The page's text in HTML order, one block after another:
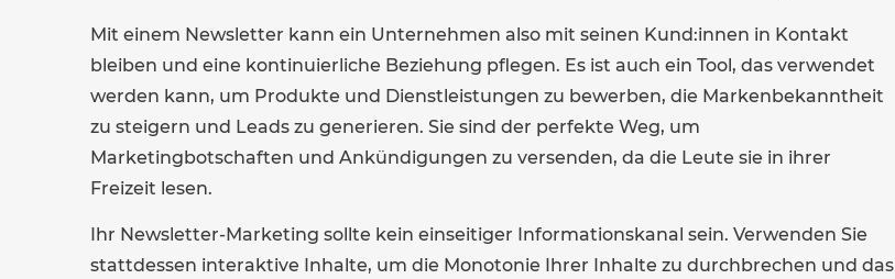
Mit einem Newsletter kann ein Unternehmen also mit seinen Kund:innen in Kontakt
bleiben und eine kontinuierliche Beziehung pflegen. Es ist auch ein Tool, das verwendet
werden kann, um Produkte und Dienstleistungen zu bewerben, die Markenbekanntheit
zu steigern und Leads zu generieren. Sie sind der perfekte Weg, um
Marketingbotschaften und Ankündigungen zu versenden, da die Leute sie in ihrer
Freizeit lesen.
Ihr Newsletter-Marketing sollte kein einseitiger Informationskanal sein. Verwenden Sie
stattdessen interaktive Inhalte, um die Monotonie Ihrer Inhalte zu durchbrechen und das